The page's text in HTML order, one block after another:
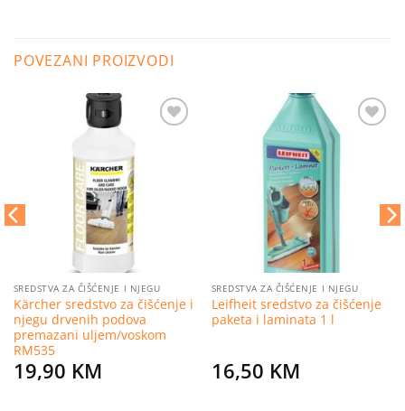
POVEZANI PROIZVODI
SREDSTVA ZA ČIŠĆENJE I NJEGU
Kärcher sredstvo za čišćenje i
njegu drvenih podova
premazani uljem/voskom
RM535
19,90 KM
SREDSTVA ZA ČIŠĆENJE I NJEGU
Leifheit sredstvo za čišćenje
paketa i laminata 1 l
16,50 KM